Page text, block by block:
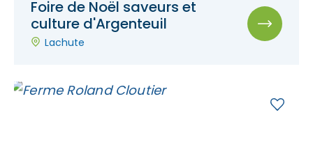
Foire de Noël saveurs et
culture d'Argenteuil
Lachute